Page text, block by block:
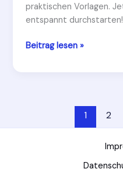
praktischen Vorlagen.
entspannt durchstarten!
Private
Easter
Beitrag lesen »
1 2